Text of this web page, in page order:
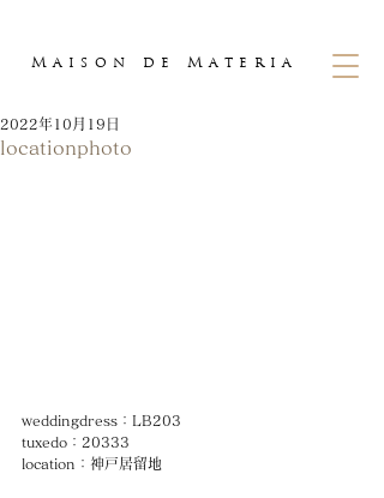
Maison deMateria
locationphoto
2022年10月19日
weddingdress：LB203
tuxedo：20333
location：神戸居留地